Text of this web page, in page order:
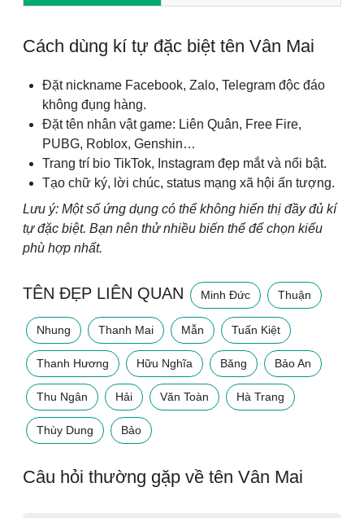
Cách dùng kí tự đặc biệt tên Vân Mai
Đặt nickname Facebook, Zalo, Telegram độc đáo
không đụng hàng.
Đặt tên nhân vật game: Liên Quân, Free Fire,
PUBG, Roblox, Genshin…
Trang trí bio TikTok, Instagram đẹp mắt và nổi bật.
Tạo chữ ký, lời chúc, status mạng xã hội ấn tượng.
Lưu ý: Một số ứng dụng có thể không hiển thị đầy đủ kí
tự đặc biệt. Bạn nên thử nhiều biến thể để chọn kiểu
phù hợp nhất.
TÊN ĐẸP LIÊN QUAN Minh Đức Thuận
Nhung Thanh Mai Mẫn Tuấn Kiệt
Thanh Hương Hữu Nghĩa Băng Bảo An
Thu Ngân Hải Văn Toàn Hà Trang
Thùy Dung Bảo
Câu hỏi thường gặp về tên Vân Mai